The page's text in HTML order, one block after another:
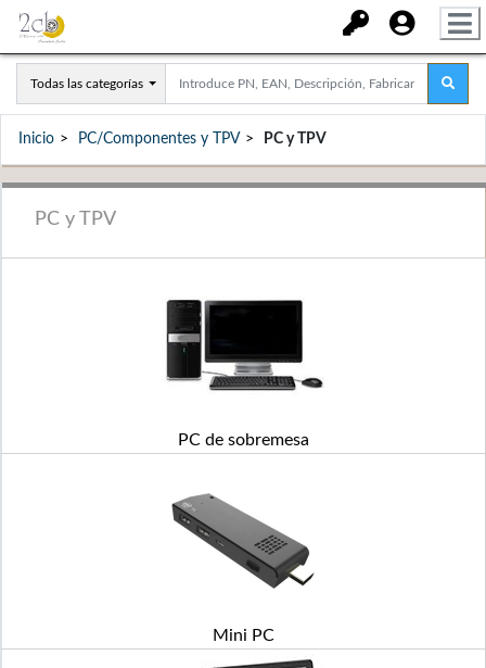
Todas las categorías
Inicio PC/Componentes y TPV PC y TPV
PC y TPV
PC de sobremesa
Mini PC